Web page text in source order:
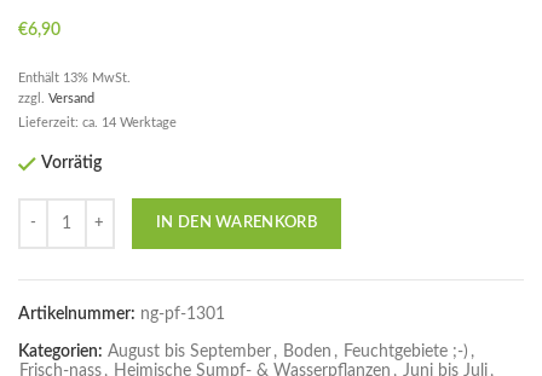
€6,90
Enthält 13% MwSt.
zzgl. Versand
Lieferzeit: ca. 14 Werktage
Vorrätig
IN DEN WARENKORB
Artikelnummer: ng-pf-1301
Kategorien: August bis September , Boden , Feuchtgebiete ;-) ,
Frisch-nass , Heimische Sumpf- & Wasserpflanzen , Juni bis Juli ,